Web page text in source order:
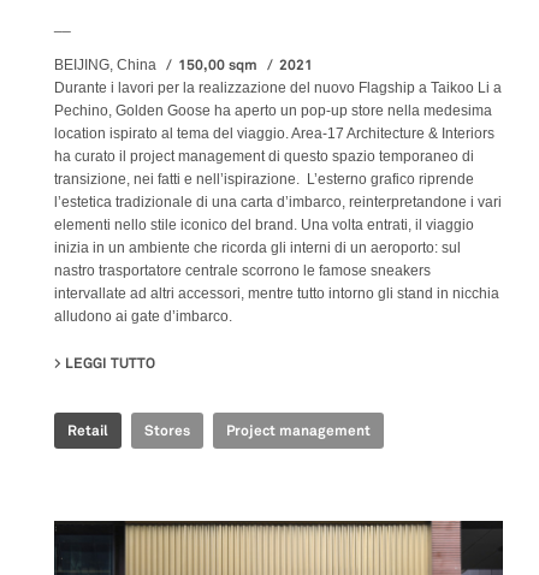
BEIJING, China 150,00 sqm 2021
Durante i lavori per la realizzazione del nuovo Flagship a Taikoo Li a
Pechino, Golden Goose ha aperto un pop-up store nella medesima
location ispirato al tema del viaggio. Area-17 Architecture & Interiors
ha curato il project management di questo spazio temporaneo di
transizione, nei fatti e nell’ispirazione. L’esterno grafico riprende
l’estetica tradizionale di una carta d’imbarco, reinterpretandone i vari
elementi nello stile iconico del brand. Una volta entrati, il viaggio
inizia in un ambiente che ricorda gli interni di un aeroporto: sul
nastro trasportatore centrale scorrono le famose sneakers
intervallate ad altri accessori, mentre tutto intorno gli stand in nicchia
alludono ai gate d’imbarco.
LEGGI TUTTO
Retail Stores Project management